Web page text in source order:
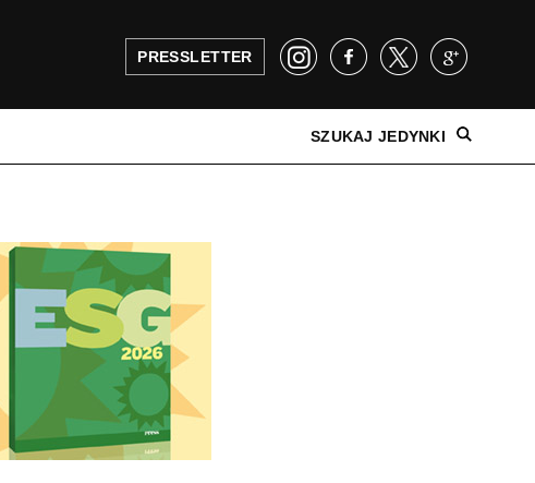
PRESSLETTER
SZUKAJ JEDYNKI